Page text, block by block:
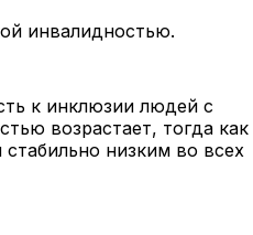
инвалидностью.
к инклюзии людей с
возрастает, тогда как
низким во всех